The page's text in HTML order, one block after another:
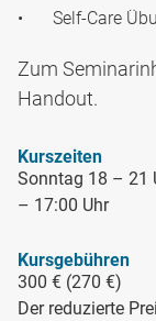
Self-Care
Zum
Handout.
Kurszeiten
Sonntag 18 – 21
– 17:00 Uhr
Kursgebühren
300 € (270 €)
Der reduzierte